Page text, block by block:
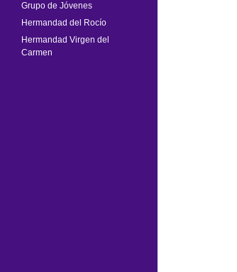
Grupo de Jóvenes
Hermandad del Rocío
Hermandad Virgen del
Carmen